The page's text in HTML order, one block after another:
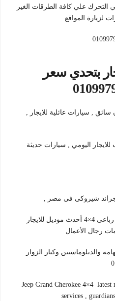
التحرك علي كافة الطرقات الغير
لزيارة المواقع
بتحدي سعر
سائق , سيارات عائلية للايجار ,
اليومي , سيارات حديثة
شيروكى فى مصر ,
بالتالي جيب جراند شيروكى دفع رباعى 4×4 أحدث موديل للايجار
رجال الأعمال
والدبلوماسيين وكبار الزوار
Jeep Grand Cherokee 4×4 latest
services ,